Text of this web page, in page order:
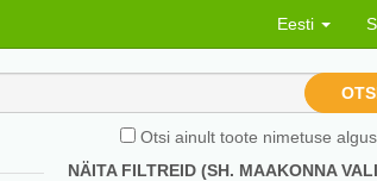
Eesti
Otsi ainult toote nimetuse
NÄITA FILTREID (SH. MAAKONNA